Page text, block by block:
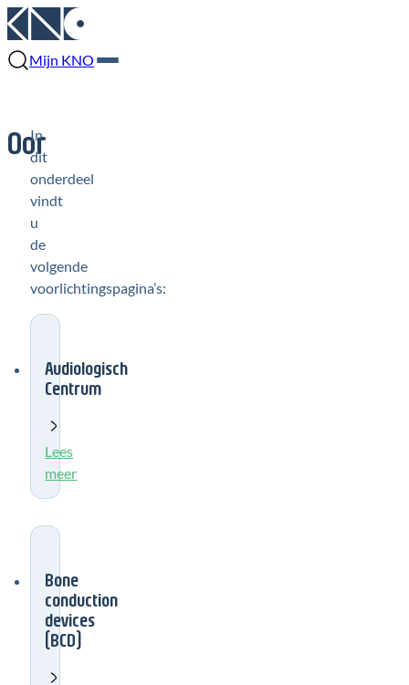
Mijn KNO
Oor
In
dit
onderdeel
vindt
u
de
volgende
voorlichtingspagina’s:
Audiologisch
Centrum
Lees
meer
Bone
conduction
devices
(BCD)